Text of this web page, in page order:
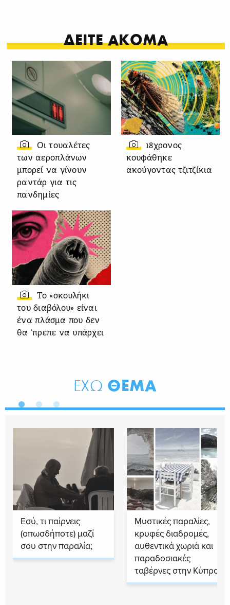
ΔΕΙΤΕ ΑΚΟΜΑ
Οι τουαλέτες
των αεροπλάνων
μπορεί να γίνουν
ραντάρ για τις
πανδημίες
18χρονος
κουφάθηκε
ακούγοντας τζιτζίκια
Το «σκουλήκι
του διαβόλου» είναι
ένα πλάσμα που δεν
θα ‘πρεπε να υπάρχει
ΕΧΩ ΘΕΜΑ
Εσύ, τι παίρνεις
(οπωσδήποτε) μαζί
σου στην παραλία;
Μυστικές παραλίες,
κρυφές διαδρομές,
αυθεντικά χωριά και
παραδοσιακές
ταβέρνες στην Κύπρο